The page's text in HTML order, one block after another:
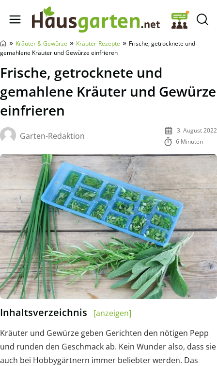
Hausgarten.net
» Kräuter & Gewürze » Kräuter-Rezepte » Frische, getrocknete und
gemahlene Kräuter und Gewürze einfrieren
Frische, getrocknete und
gemahlene Kräuter und Gewürze
einfrieren
Garten-Redaktion
3. August 2022
6 Minuten
Inhaltsverzeichnis
[anzeigen]
Kräuter und Gewürze geben Gerichten den nötigen Pepp
und runden den Geschmack ab. Kein Wunder also, dass sie
auch bei Hobbygärtnern immer beliebter werden. Das